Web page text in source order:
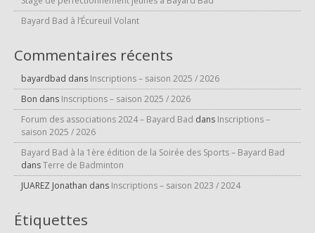
Bayard Bad à l’Écureuil Volant
Commentaires récents
bayardbad dans Inscriptions – saison 2025 / 2026
Bon dans Inscriptions – saison 2025 / 2026
Forum des associations 2024 – Bayard Bad dans Inscriptions –
saison 2025 / 2026
Bayard Bad à la 1ère édition de la Soirée des Sports – Bayard Bad
dansTerre de Badminton
JUAREZ Jonathan dans Inscriptions – saison 2023 / 2024
Étiquettes